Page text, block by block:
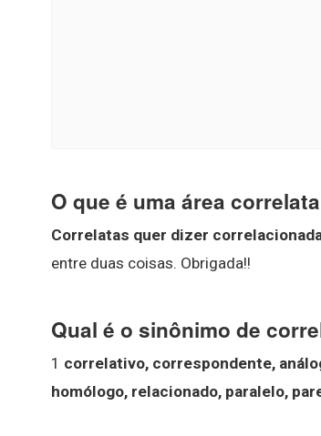
O que é uma área
Correlatas quer dizer
entre duas coisas. Obrigada!!
Qual é o sinônimo de
1 correlativo, correspondente,
homólogo, relacionado, paralelo,